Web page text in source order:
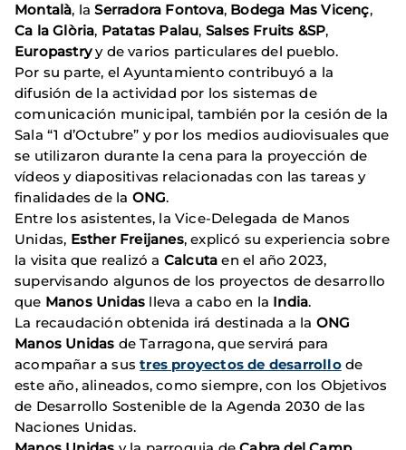
Montalà, laSerradora Fontova, Bodega Mas Vicenç,
Ca la Glòria, Patatas Palau, Salses Fruits &SP,
Europastryy de varios particulares del pueblo.
Por su parte, el Ayuntamiento contribuyó a la
difusión de la actividad por los sistemas de
comunicación municipal, también por la cesión de la
Sala “1 d’Octubre” y por los medios audiovisuales que
se utilizaron durante la cena para la proyección de
vídeos y diapositivas relacionadas con las tareas y
finalidades de la ONG.
Entre los asistentes, la Vice-Delegada de Manos
Unidas, Esther Freijanes, explicó su experiencia sobre
la visita que realizó a Calcuta en el año 2023,
supervisando algunos de los proyectos de desarrollo
que Manos Unidas lleva a cabo en la India.
La recaudación obtenida irá destinada a la ONG
Manos Unidas de Tarragona, que servirá para
acompañar a sustres proyectos de desarrollode
este año, alineados, como siempre, con los Objetivos
de Desarrollo Sostenible de la Agenda 2030 de las
Naciones Unidas.